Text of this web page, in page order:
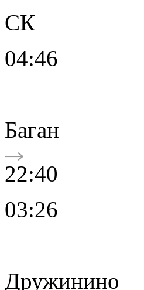
СК
04:46
Баган
22:40
03:26
Дружинино